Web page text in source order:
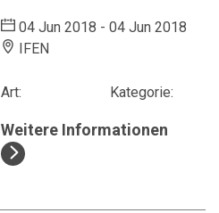
04 Jun 2018 - 04 Jun 2018
IFEN
Art: Kategorie:
Weitere Informationen